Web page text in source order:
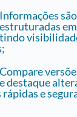
são
destaque
e